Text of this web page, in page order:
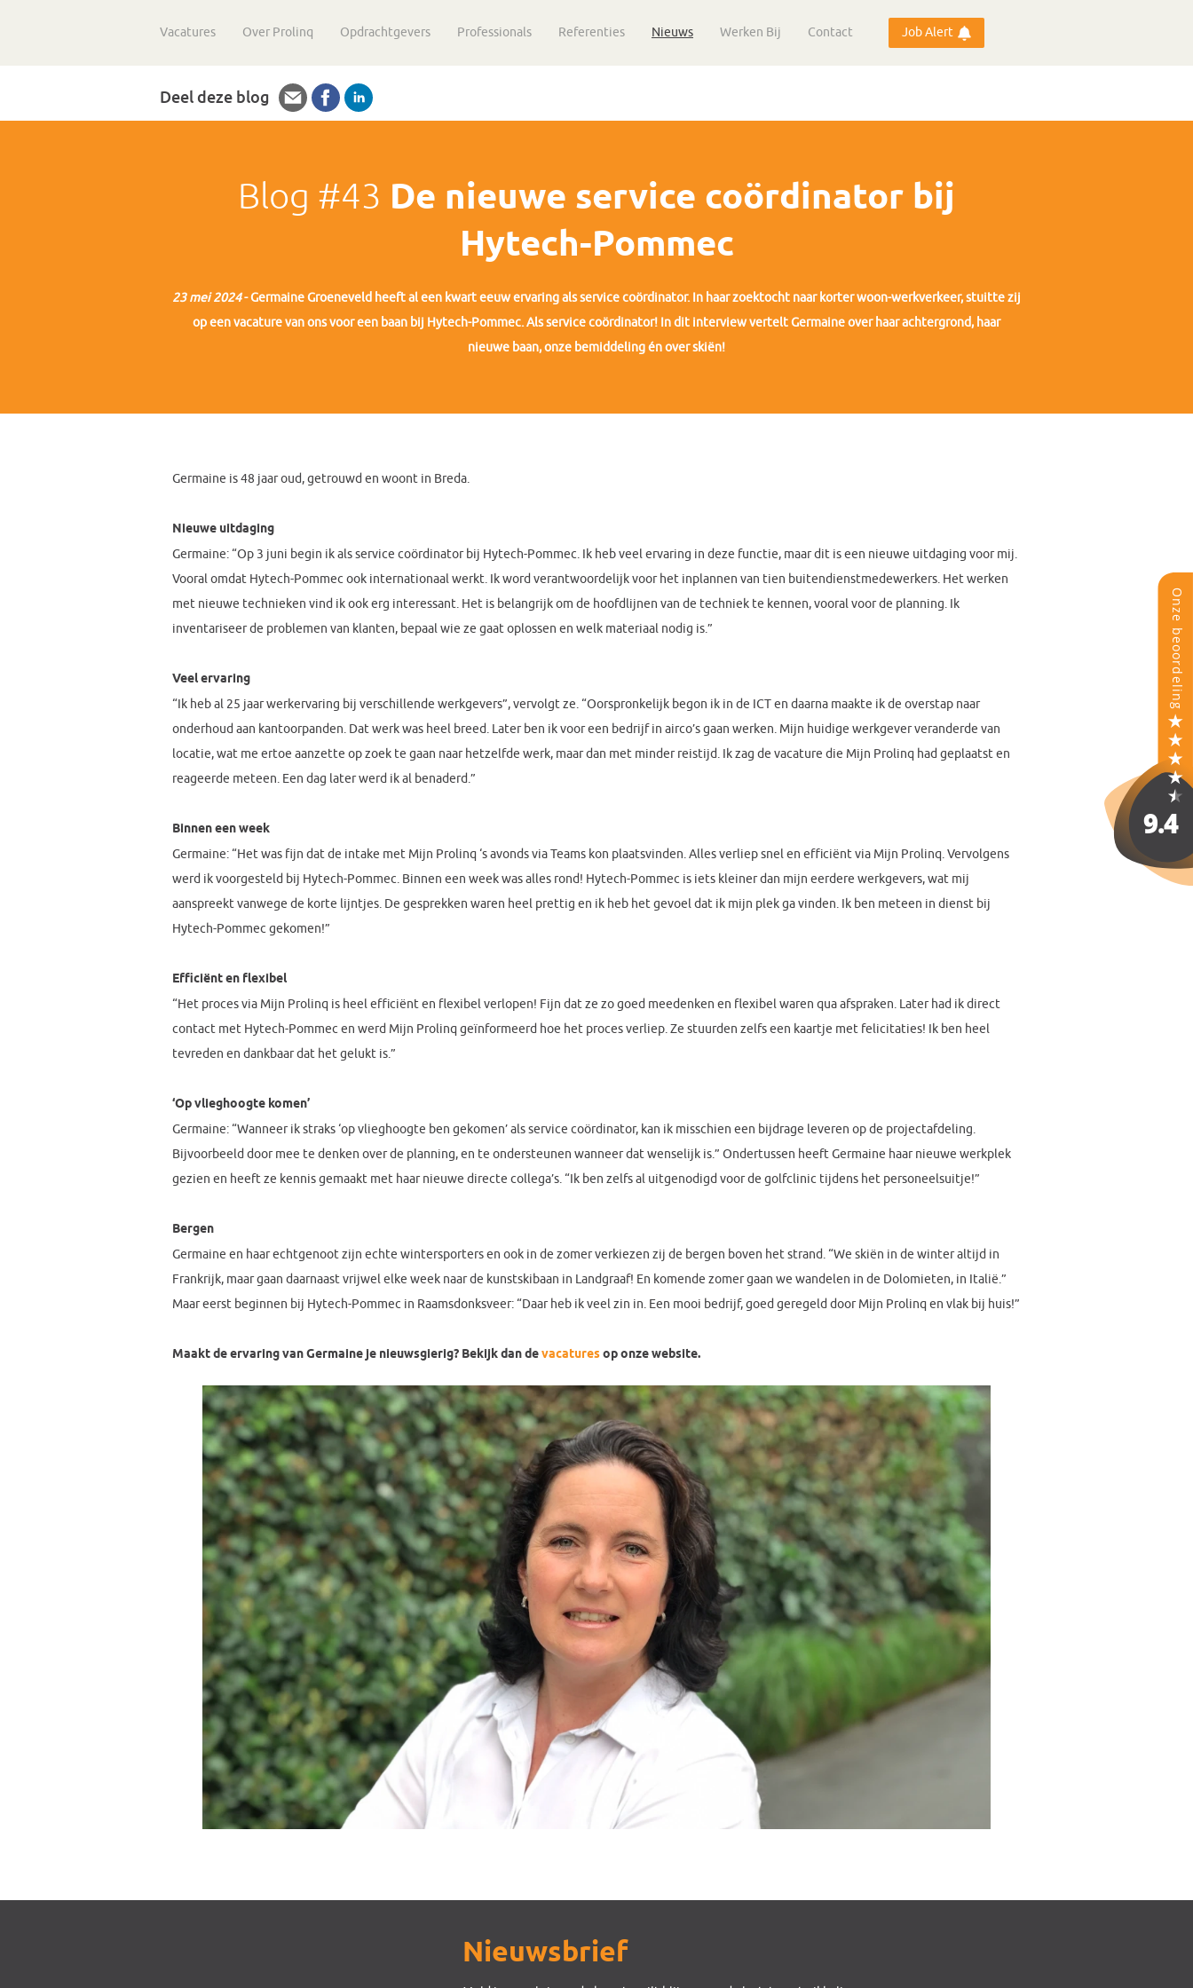
Vacatures Over Prolinq Opdrachtgevers Professionals Referenties Nieuws Werken Bij Contact Job Alert
Deel deze blog
Blog #43 De nieuwe service coördinator bij
Hytech-Pommec
23 mei 2024- Germaine Groeneveld heeft al een kwart eeuw ervaring als service coördinator. In haar zoektocht naar korter woon-werkverkeer, stuitte zij
op een vacature van ons voor een baan bij Hytech-Pommec. Als service coördinator! In dit interview vertelt Germaine over haar achtergrond, haar
nieuwe baan, onze bemiddeling én over skiën!
Germaine is 48 jaar oud, getrouwd en woont in Breda.
Nieuwe uitdaging
Germaine: “Op 3 juni begin ik als service coördinator bij Hytech-Pommec. Ik heb veel ervaring in deze functie, maar dit is een nieuwe uitdaging voor mij.
Vooral omdat Hytech-Pommec ook internationaal werkt. Ik word verantwoordelijk voor het inplannen van tien buitendienstmedewerkers. Het werken
met nieuwe technieken vind ik ook erg interessant. Het is belangrijk om de hoofdlijnen van de techniek te kennen, vooral voor de planning. Ik
inventariseer de problemen van klanten, bepaal wie ze gaat oplossen en welk materiaal nodig is.”
Veel ervaring
“Ik heb al 25 jaar werkervaring bij verschillende werkgevers”, vervolgt ze. “Oorspronkelijk begon ik in de ICT en daarna maakte ik de overstap naar
onderhoud aan kantoorpanden. Dat werk was heel breed. Later ben ik voor een bedrijf in airco’s gaan werken. Mijn huidige werkgever veranderde van
locatie, wat me ertoe aanzette op zoek te gaan naar hetzelfde werk, maar dan met minder reistijd. Ik zag de vacature die Mijn Prolinq had geplaatst en
reageerde meteen. Een dag later werd ik al benaderd.”
Binnen een week
Germaine: “Het was fijn dat de intake met Mijn Prolinq ‘s avonds via Teams kon plaatsvinden. Alles verliep snel en efficiënt via Mijn Prolinq. Vervolgens
werd ik voorgesteld bij Hytech-Pommec. Binnen een week was alles rond! Hytech-Pommec is iets kleiner dan mijn eerdere werkgevers, wat mij
aanspreekt vanwege de korte lijntjes. De gesprekken waren heel prettig en ik heb het gevoel dat ik mijn plek ga vinden. Ik ben meteen in dienst bij
Hytech-Pommec gekomen!”
Efficiënt en flexibel
“Het proces via Mijn Prolinq is heel efficiënt en flexibel verlopen! Fijn dat ze zo goed meedenken en flexibel waren qua afspraken. Later had ik direct
contact met Hytech-Pommec en werd Mijn Prolinq geïnformeerd hoe het proces verliep. Ze stuurden zelfs een kaartje met felicitaties! Ik ben heel
tevreden en dankbaar dat het gelukt is.”
‘Op vlieghoogte komen’
Germaine: “Wanneer ik straks ‘op vlieghoogte ben gekomen’ als service coördinator, kan ik misschien een bijdrage leveren op de projectafdeling.
Bijvoorbeeld door mee te denken over de planning, en te ondersteunen wanneer dat wenselijk is.” Ondertussen heeft Germaine haar nieuwe werkplek
gezien en heeft ze kennis gemaakt met haar nieuwe directe collega’s. “Ik ben zelfs al uitgenodigd voor de golfclinic tijdens het personeelsuitje!”
Bergen
Germaine en haar echtgenoot zijn echte wintersporters en ook in de zomer verkiezen zij de bergen boven het strand. “We skiën in de winter altijd in
Frankrijk, maar gaan daarnaast vrijwel elke week naar de kunstskibaan in Landgraaf! En komende zomer gaan we wandelen in de Dolomieten, in Italië.”
Maar eerst beginnen bij Hytech-Pommec in Raamsdonksveer: “Daar heb ik veel zin in. Een mooi bedrijf, goed geregeld door Mijn Prolinq en vlak bij huis!”
Maakt de ervaring van Germaine je nieuwsgierig? Bekijk dan devacaturesop onze website.
Nieuwsbrief